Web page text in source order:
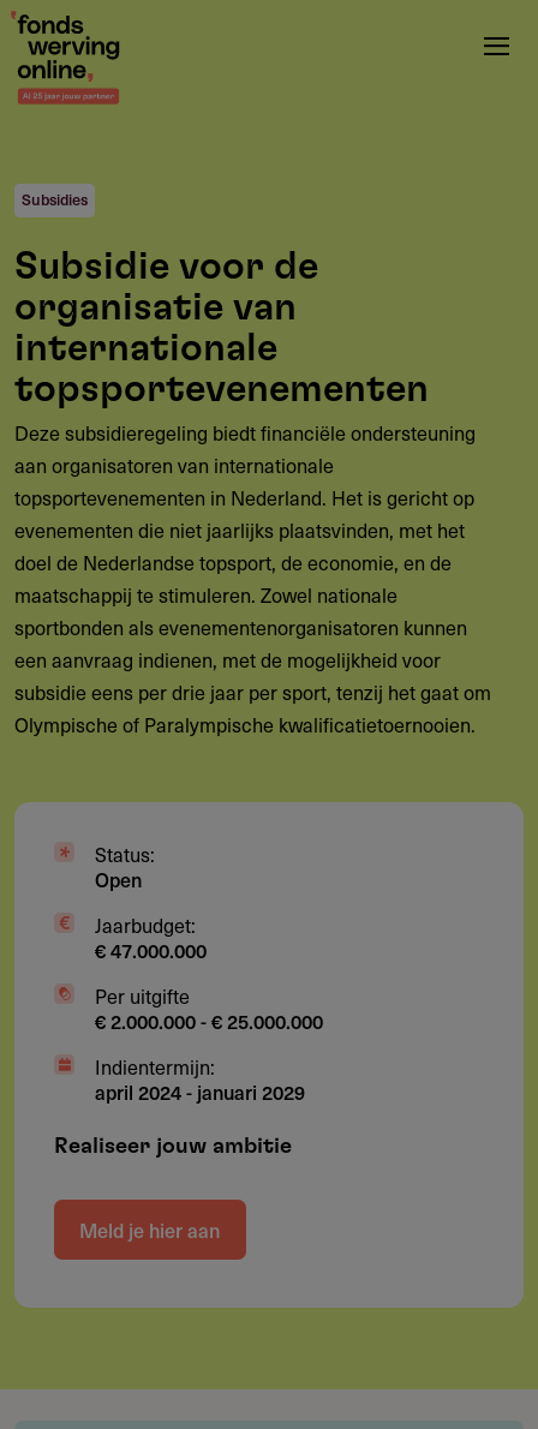
Overslaan
naar
de
gaan
Subsidies
Subsidie voor de
organisatie van
internationale
topsportevenementen
Deze subsidieregeling biedt financiële ondersteuning
aan organisatoren van internationale
topsportevenementen in Nederland. Het is gericht op
evenementen die niet jaarlijks plaatsvinden, met het
doel de Nederlandse topsport, de economie, en de
maatschappij te stimuleren. Zowel nationale
sportbonden als evenementenorganisatoren kunnen
een aanvraag indienen, met de mogelijkheid voor
subsidie eens per drie jaar per sport, tenzij het gaat om
Olympische of Paralympische kwalificatietoernooien.
Status:
Open
Jaarbudget:
€ 47.000.000
Per uitgifte
€ 2.000.000 - € 25.000.000
Indientermijn:
april 2024- januari 2029
Realiseer jouw ambitie
Meld je hier aan